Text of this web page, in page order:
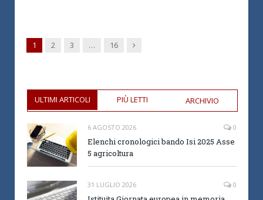
1 2 3 … 16 Next
ULTIMI ARTICOLI PIÙ LETTI ARCHIVIO
6 AGOSTO 2026 0
Elenchi cronologici bando Isi 2025 Asse
5 agricoltura
31 LUGLIO 2026 0